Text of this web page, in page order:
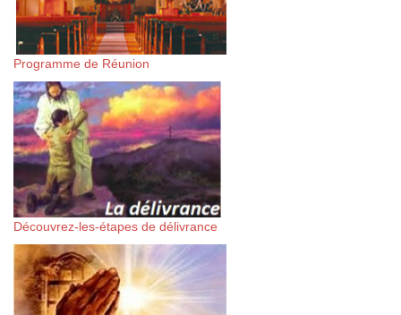
Programme de Réunion
Découvrez-les-étapes de délivrance